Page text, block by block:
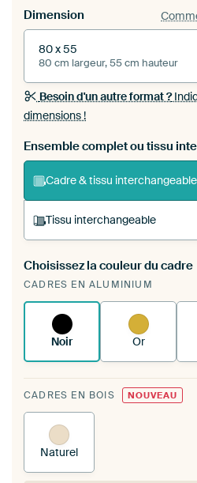
Dimension
80 x 55
80 cm largeur, 55 cm hauteur
Besoin d'un autre format ?
dimensions !
Ensemble complet ou tissu
Cadre & tissu interchangeable
Tissu interchangeable
Vous tendez une
votre cadre d'art existant
fonctionne.
Choisissez la couleur du cadre
CADRES EN ALUMINIUM
Noir Or
CADRES EN BOIS NOUVEAU
Naturel